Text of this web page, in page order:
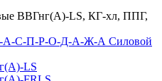
ВВГнг(А)-LS, КГ-хл, ППГ,
С-П-Р-О-Д-А-Ж-А Силовой
LS